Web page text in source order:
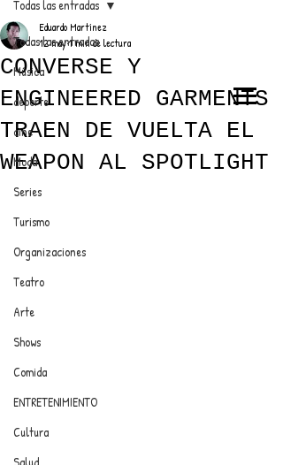
ANUNCIATE CON NOSOTROS
PARA MÁS INFORMACIÓN:
dinamicaseltrendytop@gmail.com
EL TRENDY TOP
CON EDDY MARTINEZ
Todas las entradas
Música
deporte
cine
Moda
Series
Turismo
Organizaciones
Teatro
Arte
Shows
Comida
ENTRETENIMIENTO
Cultura
Todas las entradas
CONVERSE Y
ENGINEERED GARMENTS
TRAEN DE VUELTA EL
WEAPON AL SPOTLIGHT
Eduardo Martínez
12 may1 min de lectura